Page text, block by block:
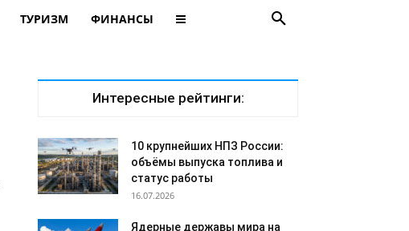
ТУРИЗМ ФИНАНСЫ
Интересные рейтинги:
10 крупнейших НПЗ России:
объёмы выпуска топлива и
статус работы
16.07.2026
Ядерные державы мира на